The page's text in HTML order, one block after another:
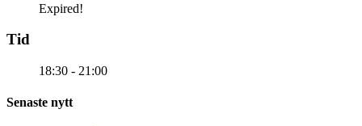
Expired!
Tid
18:30 - 21:00
Senaste nytt